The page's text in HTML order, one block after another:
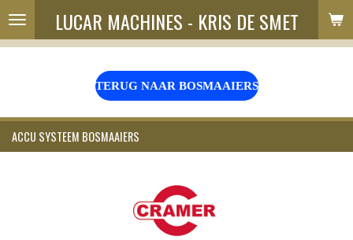
Ga
naar
LUCAR MACHINES - KRIS DE SMET
TERUG NAAR BOSMAAIERS
ACCU SYSTEEM BOSMAAIERS